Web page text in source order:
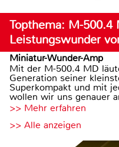
Topthema: M-500.4
Leistungswunder
Miniatur-Wunder-Amp
Mit der M-500.4 MD
Generation seiner
Superkompakt und mit
wollen wir uns genauer
>> Mehr erfahren
>> Alle anzeigen